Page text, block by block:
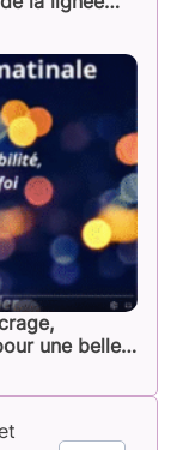
une belle